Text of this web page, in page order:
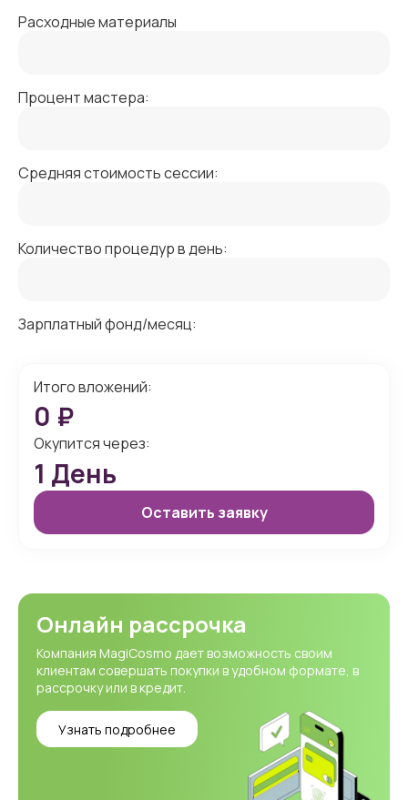
Расходные материалы
Процент мастера:
Средняя стоимость сессии:
Количество процедур в день:
Зарплатный фонд/месяц:
Итого вложений:
0 ₽
Окупится через:
1 День
Оставить заявку
Онлайн рассрочка
Компания MagiCosmo дает возможность своим
клиентам совершать покупки в удобном формате, в
рассрочку или в кредит.
Узнать подробнее